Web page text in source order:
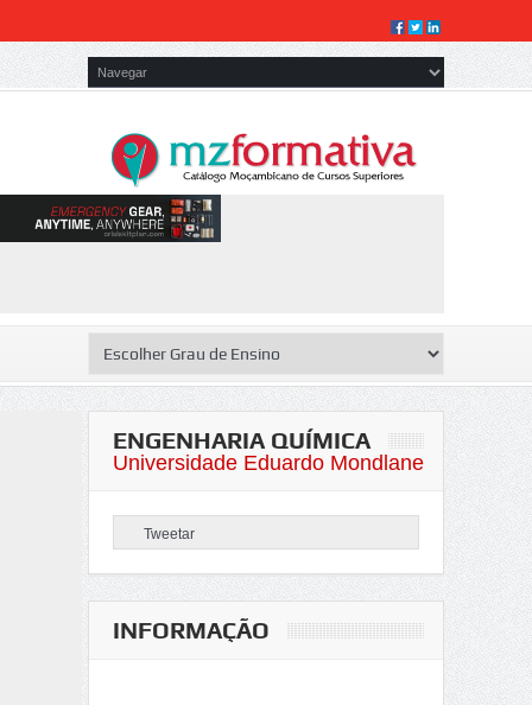
ENGENHARIA QUÍMICA
Universidade Eduardo Mondlane
Tweetar
INFORMAÇÃO